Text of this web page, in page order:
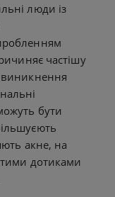
люди із
частішу
бути
акне, на
дотиками